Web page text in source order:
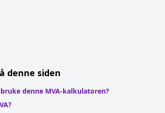
denne siden
denne MVA-kalkulatoren?